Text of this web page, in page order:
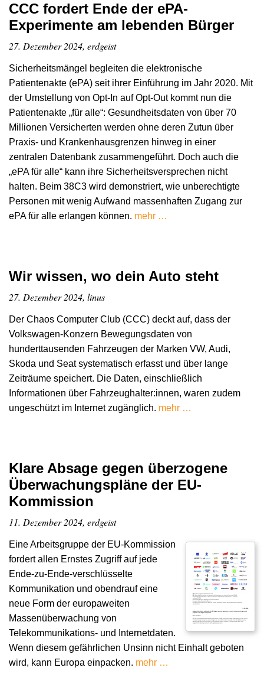
CCC fordert Ende der ePA-
Experimente am lebenden Bürger
27. Dezember 2024, erdgeist
Sicherheitsmängel begleiten die elektronische
Patientenakte (ePA) seit ihrer Einführung im Jahr 2020. Mit
der Umstellung von Opt-In auf Opt-Out kommt nun die
Patientenakte „für alle“: Gesundheitsdaten von über 70
Millionen Versicherten werden ohne deren Zutun über
Praxis- und Krankenhausgrenzen hinweg in einer
zentralen Datenbank zusammengeführt. Doch auch die
„ePA für alle“ kann ihre Sicherheitsversprechen nicht
halten. Beim 38C3 wird demonstriert, wie unberechtigte
Personen mit wenig Aufwand massenhaften Zugang zur
ePA für alle erlangen können. mehr …
Wir wissen, wo dein Auto steht
27. Dezember 2024, linus
Der Chaos Computer Club (CCC) deckt auf, dass der
Volkswagen-Konzern Bewegungsdaten von
hunderttausenden Fahrzeugen der Marken VW, Audi,
Skoda und Seat systematisch erfasst und über lange
Zeiträume speichert. Die Daten, einschließlich
Informationen über Fahrzeughalter:innen, waren zudem
ungeschützt im Internet zugänglich. mehr …
Klare Absage gegen überzogene
Überwachungspläne der EU-
Kommission
11. Dezember 2024, erdgeist
Eine Arbeitsgruppe der EU-Kommission
fordert allen Ernstes Zugriff auf jede
Ende-zu-Ende-verschlüsselte
Kommunikation und obendrauf eine
neue Form der europaweiten
Massenüberwachung von
Telekommunikations- und Internetdaten.
Wenn diesem gefährlichen Unsinn nicht Einhalt geboten
wird, kann Europa einpacken. mehr …